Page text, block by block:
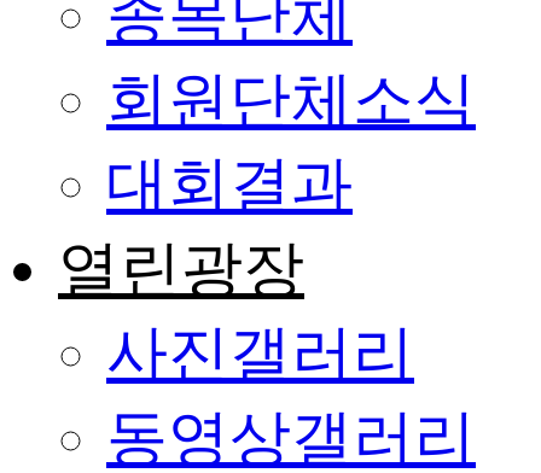
종목단체
회원단체소식
대회결과
열린광장
사진갤러리
동영상갤러리